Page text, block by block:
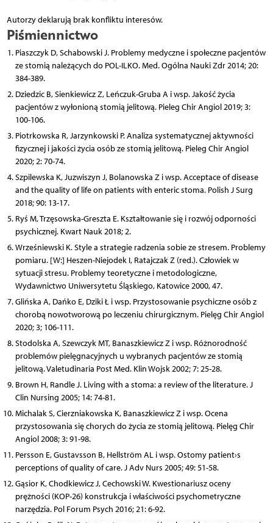
Autorzy deklarują brak konfliktu interesów.
Piśmiennictwo
Piaszczyk D, Schabowski J. Problemy medyczne i społeczne pacjentów
ze stomią należących do POL-ILKO. Med. Ogólna Nauki Zdr 2014; 20:
384-389.
Dziedzic B, Sienkiewicz Z, Leńczuk-Gruba A i wsp. Jakość życia
pacjentów z wyłonioną stomią jelitową. Pieleg Chir Angiol 2019; 3:
100-106.
Piotrkowska R, Jarzynkowski P. Analiza systematycznej aktywności
fizycznej i jakości życia osób ze stomią jelitową. Pieleg Chir Angiol
2020; 2: 70-74.
Szpilewska K, Juzwiszyn J, Bolanowska Z i wsp. Acceptace of disease
and the quality of life on patients with enteric stoma. Polish J Surg
2018; 90: 13-17.
Ryś M, Trzęsowska-Greszta E. Kształtowanie się i rozwój odporności
psychicznej. Kwart Nauk 2018; 2.
Wrześniewski K. Style a strategie radzenia sobie ze stresem. Problemy
pomiaru. [W:] Heszen-Niejodek I, Ratajczak Z (red.). Człowiek w
sytuacji stresu. Problemy teoretyczne i metodologiczne,
Wydawnictwo Uniwersytetu Śląskiego, Katowice 2000, 47.
Glińska A, Dańko E, Dziki Ł i wsp. Przystosowanie psychiczne osób z
chorobą nowotworową po leczeniu chirurgicznym. Pielęg Chir Angiol
2020; 3; 106-111.
Stodolska A, Szewczyk MT, Banaszkiewicz Z i wsp. Różnorodność
problemów pielęgnacyjnych u wybranych pacjentów ze stomią
jelitową. Valetudinaria Post Med. Klin Wojsk 2002; 7: 25-28.
Brown H, Randle J. Living with a stoma: a review of the literature. J
Clin Nursing 2005; 14: 74-81.
Michalak S, Cierzniakowska K, Banaszkiewicz Z i wsp. Ocena
przystosowania się chorych do życia ze stomią jelitową. Pielęg Chir
Angiol 2008; 3: 91-98.
Persson E, Gustavsson B, Hellström AL i wsp. Ostomy patient›s
perceptions of quality of care. J Adv Nurs 2005; 49: 51-58.
Gąsior K, Chodkiewicz J, Cechowski W. Kwestionariusz oceny
prężności (KOP-26) konstrukcja i właściwości psychometryczne
narzędzia. Pol Forum Psych 2016; 21: 6-92.